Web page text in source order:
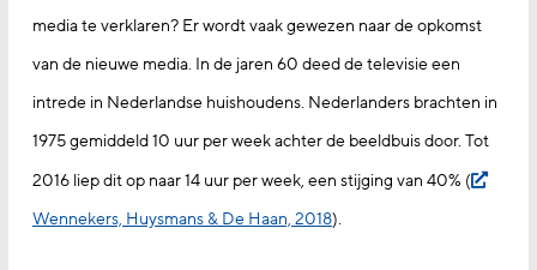
media te verklaren? Er wordt vaak gewezen naar de opkomst
van de nieuwe media. In de jaren 60 deed de televisie een
intrede in Nederlandse huishoudens. Nederlanders brachten in
1975 gemiddeld 10 uur per week achter de beeldbuis door. Tot
2016 liep dit op naar 14 uur per week, een stijging van 40% (
Wennekers, Huysmans & De Haan, 2018).